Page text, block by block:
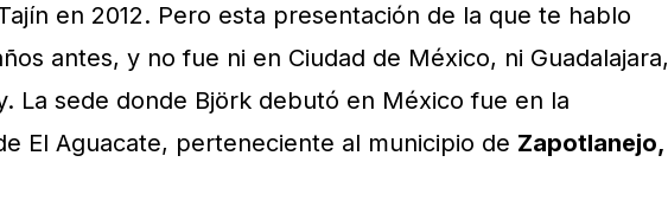
en 2012. Pero esta presentación de la que te hablo
antes, y no fue ni en Ciudad de México, ni Guadalajara,
La sede donde Björk debutó en México fue en la
El Aguacate, perteneciente al municipio de Zapotlanejo,